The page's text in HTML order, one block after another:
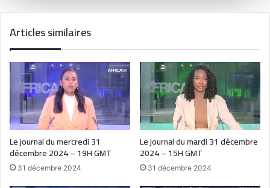
Articles similaires
Le journal du mercredi 31
décembre 2024 – 19H GMT
31 décembre 2024
Le journal du mardi 31 décembre
2024 – 15H GMT
31 décembre 2024